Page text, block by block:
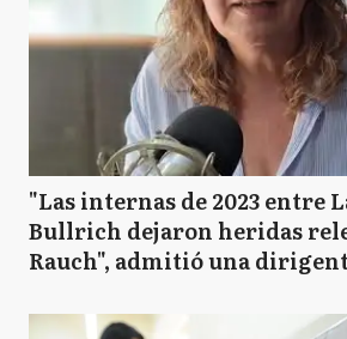
"Las internas de 2023 entre
Bullrich dejaron heridas
Rauch", admitió una